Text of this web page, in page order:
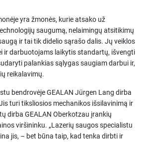
yra žmonės, kurie atsako už
saugumą, nelaimingų atsitikimų
ir tai tik didelio sąrašo dalis. Jų veiklos
ir darbuotojams laikytis standartų, išvengti
palankias sąlygas saugiam darbui ir,
reikalavimų.
bendrovėje GEALAN Jürgen Lang dirba
turi tiksliosios mechanikos išsilavinimą ir
dirba GEALAN Oberkotzau įrankių
viršininku. „Lazerių saugos specialistu
jis, – bet būna taip, kad tenka dirbti ir